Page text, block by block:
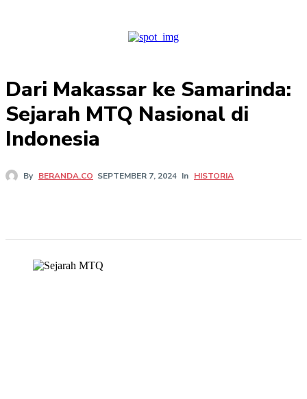
Dari Makassar ke Samarinda:
Sejarah MTQ Nasional di
Indonesia
By BERANDA.CO SEPTEMBER 7, 2024 In HISTORIA